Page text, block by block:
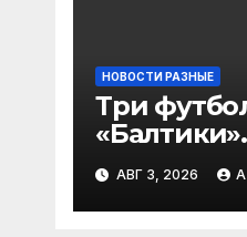
НОВОСТИ РАЗНЫЕ
Три
«Балтики»
включены
сборную
АВГ 3, 2026